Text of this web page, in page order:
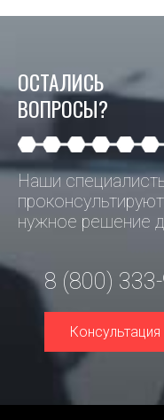
ОСТАЛИСЬ
ВОПРОСЫ?
Наши
нужное решение
8 (800)
Консультация